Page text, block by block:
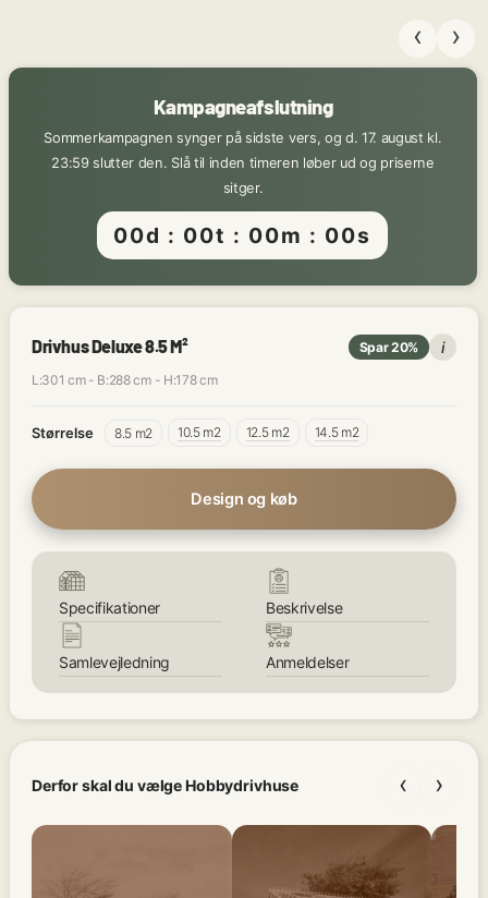
‹ ›
Kampagneafslutning
Sommerkampagnen synger på sidste vers, og d. 17. august kl.
23:59 slutter den. Slå til inden timeren løber ud og priserne
sitger.
00d : 00t : 00m : 00s
Drivhus Deluxe 8.5 M² Spar 20% i
L:301 cm - B:288 cm - H:178 cm
Størrelse 8.5 m2 10.5 m2 12.5 m2 14.5 m2
Design og køb
Specifikationer
Samlevejledning
Beskrivelse
Anmeldelser
Derfor skal du vælge Hobbydrivhuse ‹ ›